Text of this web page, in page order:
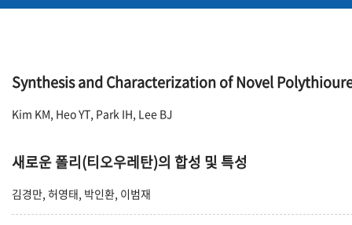
Synthesis and Characterization of Novel
Kim KM, Heo YT, Park IH, Lee BJ
새로운 폴리(티오우레탄)의 합성 및 특성
김경만, 허영태, 박인환, 이범재